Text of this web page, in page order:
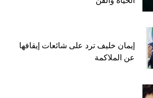
إيمان خليف ترد على شائعات إيقافها
عن الملاكمة